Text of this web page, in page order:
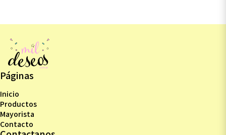
Páginas
Inicio
Productos
Mayorista
Contacto